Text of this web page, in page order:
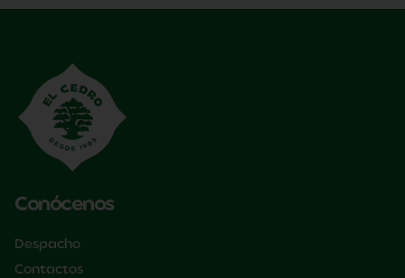
Conócenos
Despacho
Contactos